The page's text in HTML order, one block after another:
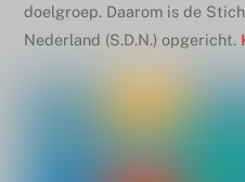
doelgroep. Daarom is de
Nederland (S.D.N.) opgericht.